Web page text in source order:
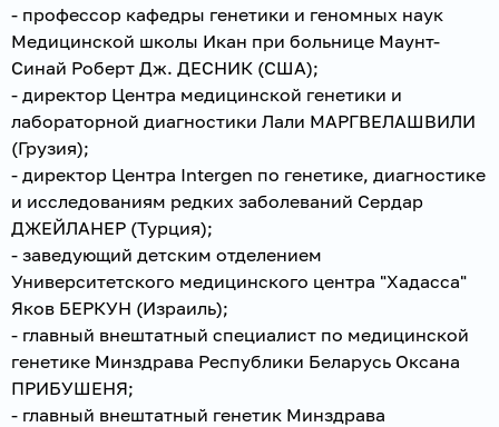
- профессор кафедры генетики и геномных наук
Медицинской школы Икан при больнице Маунт-
Синай Роберт Дж. ДЕСНИК (США);
- директор Центра медицинской генетики и
лабораторной диагностики Лали МАРГВЕЛАШВИЛИ
(Грузия);
- директор Центра Intergen по генетике, диагностике
и исследованиям редких заболеваний Сердар
ДЖЕЙЛАНЕР (Турция);
- заведующий детским отделением
Университетского медицинского центра "Хадасса"
Яков БЕРКУН (Израиль);
- главный внештатный специалист по медицинской
генетике Минздрава Республики Беларусь Оксана
ПРИБУШЕНЯ;
- главный внештатный генетик Минздрава